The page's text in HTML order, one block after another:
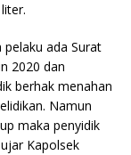
ada Surat
2020 dan
berhak menahan
Namun
maka penyidik
Kapolsek